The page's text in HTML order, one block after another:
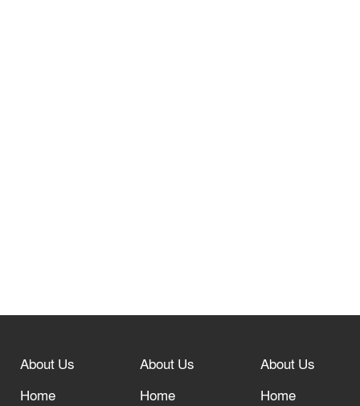
“অসহযোগ” আন্দোলনের হুমকি
দরজা খোলা রেখেছেন
About Us
Home
About Us
Home
About Us
Home